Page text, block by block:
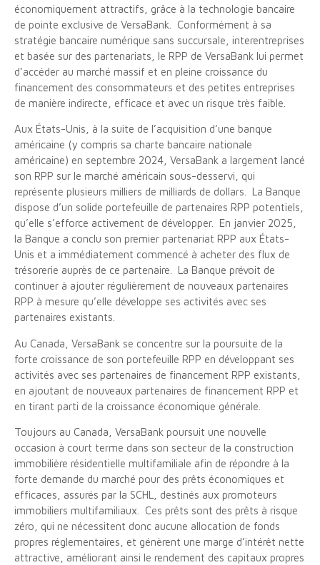
économiquement attractifs, grâce à la technologie bancaire
de pointe exclusive de VersaBank. Conformément à sa
stratégie bancaire numérique sans succursale, interentreprises
et basée sur des partenariats, le RPP de VersaBank lui permet
d’accéder au marché massif et en pleine croissance du
financement des consommateurs et des petites entreprises
de manière indirecte, efficace et avec un risque très faible.
Aux États-Unis, à la suite de l’acquisition d’une banque
américaine (y compris sa charte bancaire nationale
américaine) en septembre 2024, VersaBank a largement lancé
son RPP sur le marché américain sous-desservi, qui
représente plusieurs milliers de milliards de dollars. La Banque
dispose d’un solide portefeuille de partenaires RPP potentiels,
qu’elle s’efforce activement de développer. En janvier 2025,
la Banque a conclu son premier partenariat RPP aux États-
Unis et a immédiatement commencé à acheter des flux de
trésorerie auprès de ce partenaire. La Banque prévoit de
continuer à ajouter régulièrement de nouveaux partenaires
RPP à mesure qu’elle développe ses activités avec ses
partenaires existants.
Au Canada, VersaBank se concentre sur la poursuite de la
forte croissance de son portefeuille RPP en développant ses
activités avec ses partenaires de financement RPP existants,
en ajoutant de nouveaux partenaires de financement RPP et
en tirant parti de la croissance économique générale.
Toujours au Canada, VersaBank poursuit une nouvelle
occasion à court terme dans son secteur de la construction
immobilière résidentielle multifamiliale afin de répondre à la
forte demande du marché pour des prêts économiques et
efficaces, assurés par la SCHL, destinés aux promoteurs
immobiliers multifamiliaux. Ces prêts sont des prêts à risque
zéro, qui ne nécessitent donc aucune allocation de fonds
propres réglementaires, et génèrent une marge d’intérêt nette
attractive, améliorant ainsi le rendement des capitaux propres